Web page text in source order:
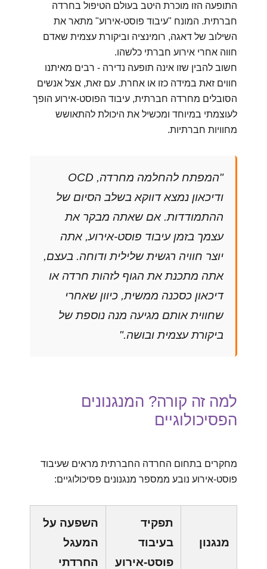
התופעה הזו מוכרת היטב בעולם הטיפול בחרדה
חברתית. המונח "עיבוד פוסט-אירוע" מתאר את
השילוב של דאגה, רומינציה וביקורת עצמית שאדם
חווה אחרי אירוע חברתי כלשהו.
חשוב להבין שזו אינה תופעה נדירה - רבים מאיתנו
חווים זאת במידה כזו או אחרת. עם זאת, אצל אנשים
הסובלים מחרדה חברתית, עיבוד הפוסט-אירוע הופך
לעוצמתי במיוחד ומכשיל את היכולת להתאושש
מחוויות חברתיות.
"המפתח להחלמה מחרדה, OCD
ודיכאון נמצא דווקא בשלב הסיום של
ההתמודדות. אם שאתה מבקר את
עצמך בזמן עיבוד פוסט-אירוע, אתה
יוצר חוויה רגשית שלילית ודוחה. בעצם,
אתה מתכנת את הגוף לזהות חרדה או
דיכאון כסכנה ממשית, כיוון שאחרי
שחווית אותם מגיעה מנה נוספת של
ביקורת עצמית ובושה."
למה זה קורה? המנגנונים
הפסיכולוגיים
מחקרים בתחום החרדה החברתית מראים שעיבוד
פוסט-אירוע נובע ממספר מנגנונים פסיכולוגיים:
מנגנון
תפקיד
בעיבוד
פוסט-אירוע
השפעה על
המעגל
החרדתי